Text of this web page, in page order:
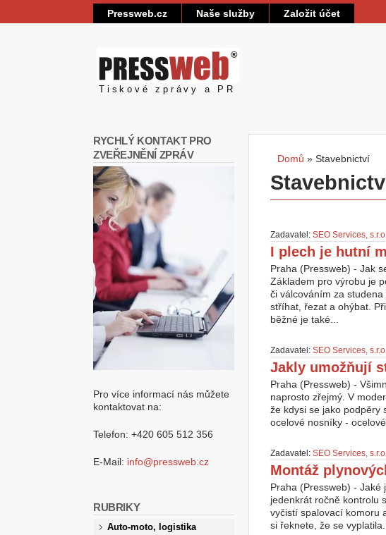
Pressweb.cz Naše služby Založit účet
Pressweb
Tiskové zprávy a PR
Jste zde
Domů » Stavebnictví
Zadavatel: SEO Services,
I plech je hutní
Praha (Pressweb) - Jak
Základem pro výrobu je
či válcováním za
stříhat, řezat a ohýbat.
běžné je také...
Zadavatel: SEO Services,
Jakly umožňují
Praha (Pressweb) -
naprosto zřejmý. V
že kdysi se jako podpěry
ocelové nosníky -
Zadavatel: SEO Services,
Montáž
Praha (Pressweb) -
jedenkrát ročně kontrolu
vyčistí spalovací komoru
si řeknete, že se
RYCHLÝ KONTAKT PRO
ZVEŘEJNĚNÍ ZPRÁV
Pro více informací nás můžete
kontaktovat na:
Telefon: +420 605 512 356
E-Mail: info@pressweb.cz
RUBRIKY
Auto-moto, logistika